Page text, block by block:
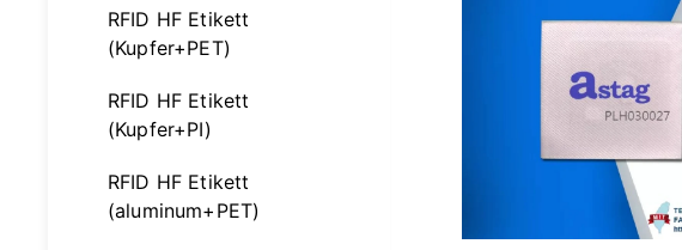
RFID HF Etikett
(Kupfer+PET)
RFID HF Etikett
(Kupfer+PI)
RFID HF Etikett
(aluminum+PET)